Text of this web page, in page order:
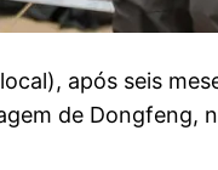
após seis
de Dongfeng,